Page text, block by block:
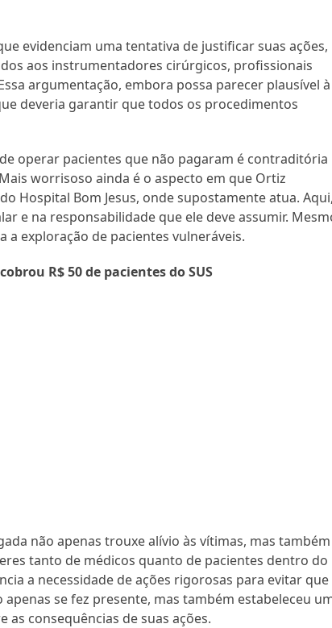
evidenciam uma tentativa de justificar suas ações,
aos instrumentadores cirúrgicos, profissionais
argumentação, embora possa parecer plausível à
deveria garantir que todos os procedimentos
operar pacientes que não pagaram é contraditória
worrisoso ainda é o aspecto em que Ortiz
Hospital Bom Jesus, onde supostamente atua.
e na responsabilidade que ele deve assumir.
exploração de pacientes vulneráveis.
R$ 50 de pacientes do SUS
não apenas trouxe alívio às vítimas, mas também
tanto de médicos quanto de pacientes dentro do
a necessidade de ações rigorosas para evitar que
se fez presente, mas também estabeleceu
consequências de suas ações.